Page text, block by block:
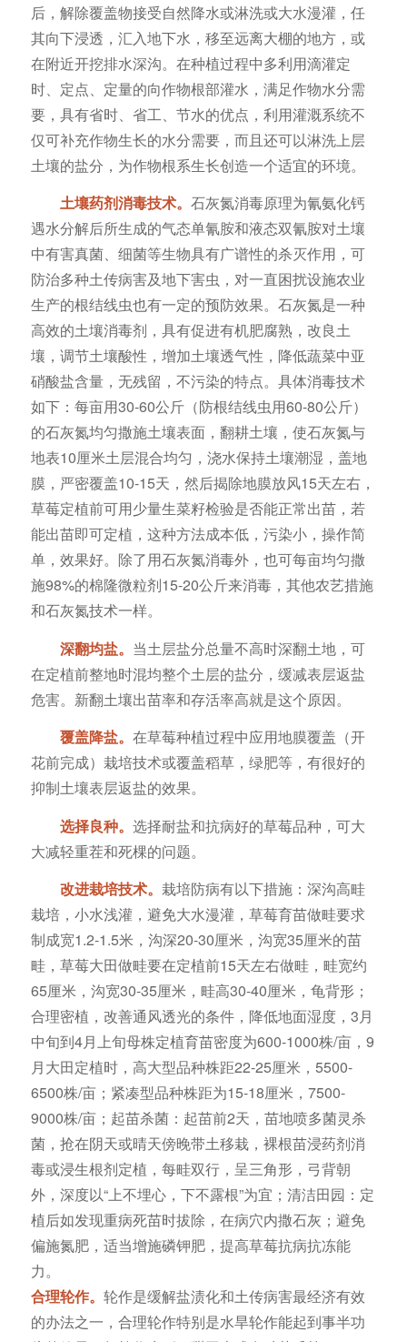
后，解除覆盖物接受自然降水或淋洗或大水漫灌，任
其向下浸透，汇入地下水，移至远离大棚的地方，或
在附近开挖排水深沟。在种植过程中多利用滴灌定
时、定点、定量的向作物根部灌水，满足作物水分需
要，具有省时、省工、节水的优点，利用灌溉系统不
仅可补充作物生长的水分需要，而且还可以淋洗上层
土壤的盐分，为作物根系生长创造一个适宜的环境。
土壤药剂消毒技术。 石灰氮消毒原理为氰氨化钙
遇水分解后所生成的气态单氰胺和液态双氰胺对土壤
中有害真菌、细菌等生物具有广谱性的杀灭作用，可
防治多种土传病害及地下害虫，对一直困扰设施农业
生产的根结线虫也有一定的预防效果。石灰氮是一种
高效的土壤消毒剂，具有促进有机肥腐熟，改良土
壤，调节土壤酸性，增加土壤透气性，降低蔬菜中亚
硝酸盐含量，无残留，不污染的特点。具体消毒技术
如下：每亩用30-60公斤（防根结线虫用60-80公斤）
的石灰氮均匀撒施土壤表面，翻耕土壤，使石灰氮与
地表10厘米土层混合均匀，浇水保持土壤潮湿，盖地
膜，严密覆盖10-15天，然后揭除地膜放风15天左右，
草莓定植前可用少量生菜籽检验是否能正常出苗，若
能出苗即可定植，这种方法成本低，污染小，操作简
单，效果好。除了用石灰氮消毒外，也可每亩均匀撒
施98%的棉隆微粒剂15-20公斤来消毒，其他农艺措施
和石灰氮技术一样。
深翻均盐。 当土层盐分总量不高时深翻土地，可
在定植前整地时混均整个土层的盐分，缓减表层返盐
危害。新翻土壤出苗率和存活率高就是这个原因。
覆盖降盐。 在草莓种植过程中应用地膜覆盖（开
花前完成）栽培技术或覆盖稻草，绿肥等，有很好的
抑制土壤表层返盐的效果。
选择良种。 选择耐盐和抗病好的草莓品种，可大
大减轻重茬和死棵的问题。
改进栽培技术。 栽培防病有以下措施：深沟高畦
栽培，小水浅灌，避免大水漫灌，草莓育苗做畦要求
制成宽1.2-1.5米，沟深20-30厘米，沟宽35厘米的苗
畦，草莓大田做畦要在定植前15天左右做畦，畦宽约
65厘米，沟宽30-35厘米，畦高30-40厘米，龟背形；
合理密植，改善通风透光的条件，降低地面湿度，3月
中旬到4月上旬母株定植育苗密度为600-1000株/亩，9
月大田定植时，高大型品种株距22-25厘米，5500-
6500株/亩；紧凑型品种株距为15-18厘米，7500-
9000株/亩；起苗杀菌：起苗前2天，苗地喷多菌灵杀
菌，抢在阴天或晴天傍晚带土移栽，裸根苗浸药剂消
毒或浸生根剂定植，每畦双行，呈三角形，弓背朝
外，深度以“上不埋心，下不露根”为宜；清洁田园：定
植后如发现重病死苗时拔除，在病穴内撒石灰；避免
偏施氮肥，适当增施磷钾肥，提高草莓抗病抗冻能
力。
合理轮作。 轮作是缓解盐渍化和土传病害最经济有效
的办法之一，合理轮作特别是水旱轮作能起到事半功